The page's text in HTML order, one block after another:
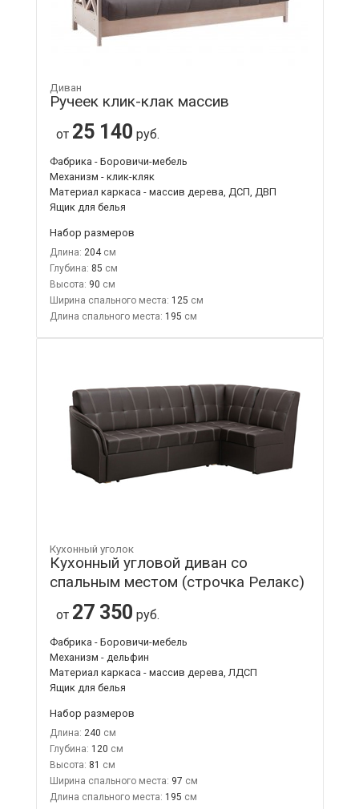
Диван
Ручеек клик-клак массив
от 25 140 руб.
Фабрика - Боровичи-мебель
Механизм - клик-кляк
Материал каркаса - массив дерева, ДСП, ДВП
Ящик для белья
Набор размеров
Длина: 204
Глубина: 85
Высота: 90
Ширина спального места: 125
Длина спального места: 195
Кухонный уголок
Кухонный угловой диван со
спальным местом (строчка Релакс)
от 27 350 руб.
Фабрика - Боровичи-мебель
Механизм - дельфин
Материал каркаса - массив дерева, ЛДСП
Ящик для белья
Набор размеров
Длина: 240
Глубина: 120
Высота: 81
Ширина спального места: 97
Длина спального места: 195